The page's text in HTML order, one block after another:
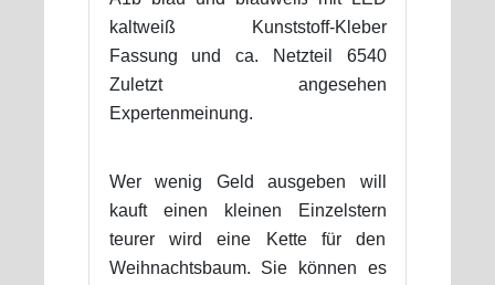
kaltweiß Kunststoff-Kleber
Fassung und ca. Netzteil 6540
Zuletzt angesehen
Expertenmeinung.
Wer wenig Geld ausgeben will
kauft einen kleinen Einzelstern
teurer wird eine Kette für den
Weihnachtsbaum. Sie können es